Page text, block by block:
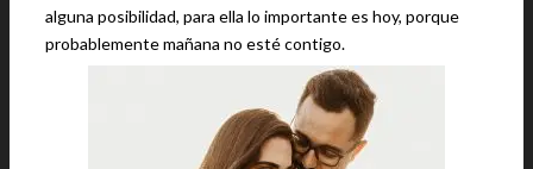
alguna posibilidad, para ella lo importante es hoy, porque
probablemente mañana no esté contigo.